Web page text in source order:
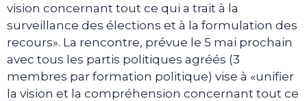
vision concernant tout ce qui a trait à la
surveillance des élections et à la formulation des
recours». La rencontre, prévue le 5 mai prochain
avec tous les partis politiques agréés (3
membres par formation politique) vise à «unifier
la vision et la compréhension concernant tout ce